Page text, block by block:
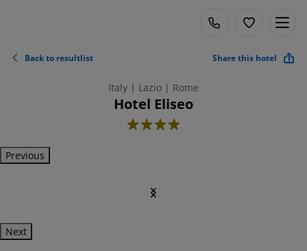
Back to resultlist Share this hotel
Italy | Lazio | Rome
Hotel Eliseo
4
Previous
Next